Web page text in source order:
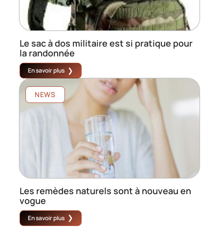
Le sac à dos militaire est si pratique pour
la randonnée
En savoir plus
NEWS
Les remèdes naturels sont à nouveau en
vogue
En savoir plus